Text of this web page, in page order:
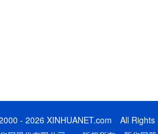
- 2026 XINHUANET.com All Rights